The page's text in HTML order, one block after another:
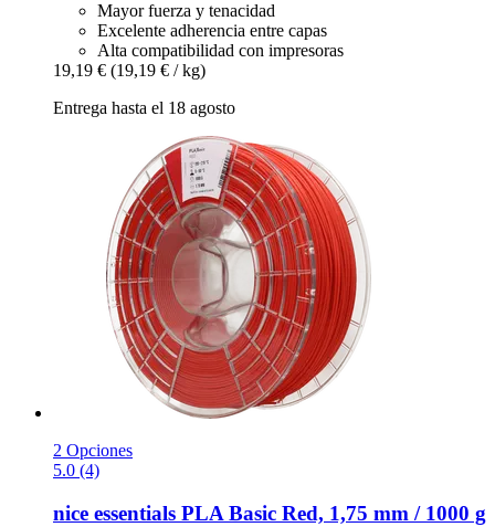
Mayor fuerza y tenacidad
Excelente adherencia entre capas
Alta compatibilidad con impresoras
19,19 € (19,19 € / kg)
Entrega hasta el 18 agosto
2 Opciones
5.0 (4)
nice essentials PLA Basic Red, 1,75 mm / 1000 g